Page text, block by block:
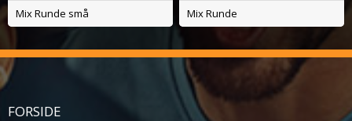
Mix Runde små Mix Runde
FORSIDE